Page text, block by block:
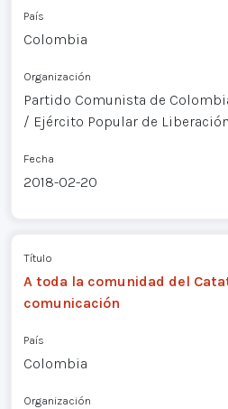
País
Colombia
Organización
Partido Comunista de
/ Ejército Popular de Liberación
Fecha
2018-02-20
Título
A toda la comunidad del
comunicación
País
Colombia
Organización